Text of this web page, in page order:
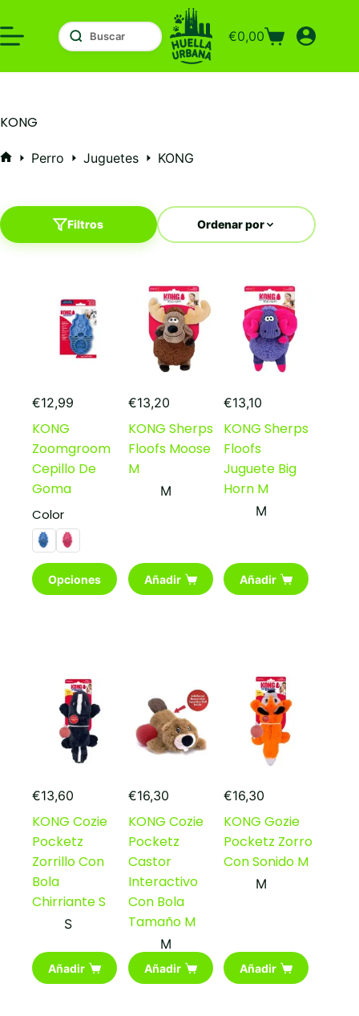
al
contenido
Carro
compra
€0,00
KONG
Perro Juguetes KONG
Filtros Ordenar por
€12,99
KONG
Zoomgroom
Cepillo De
Goma
Color
Opciones
Este
producto
pueden
elegir
producto
€13,20
KONG Sherps
Floofs Moose
M
M
Añadir
€13,10
KONG Sherps
Floofs
Juguete Big
Horn M
M
Añadir
€13,60
KONG Cozie
Pocketz
Zorrillo Con
Bola
Chirriante S
S
Añadir
€16,30
KONG Cozie
Pocketz
Castor
Interactivo
Con Bola
Tamaño M
M
Añadir
€16,30
KONG Gozie
Pocketz Zorro
Con Sonido M
M
Añadir